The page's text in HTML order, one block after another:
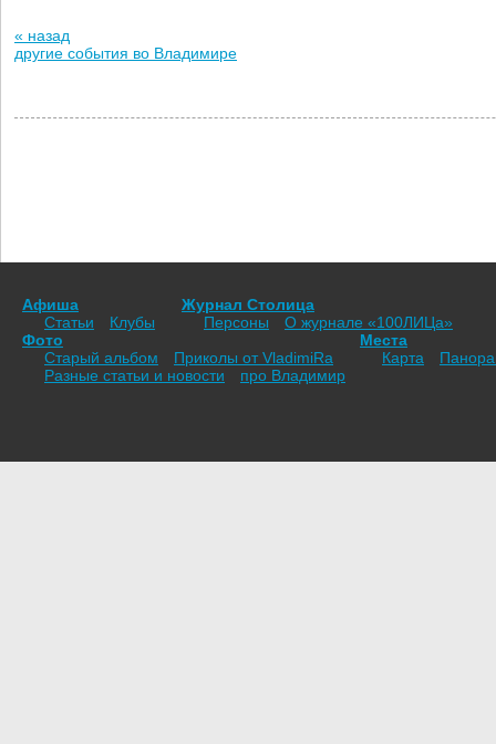
« назад
другие события во Владимире
Афиша
Статьи
Клубы
Журнал Столица
Персоны
О журнале «100ЛИЦа»
Фото
Старый альбом
Приколы от VladimiRа
Места
Карта
Разные статьи и новости
про Владимир